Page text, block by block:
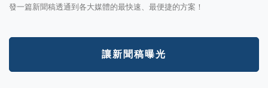
發一篇新聞稿透通到各大媒體的最快速、最便捷的方案！
讓新聞稿曝光